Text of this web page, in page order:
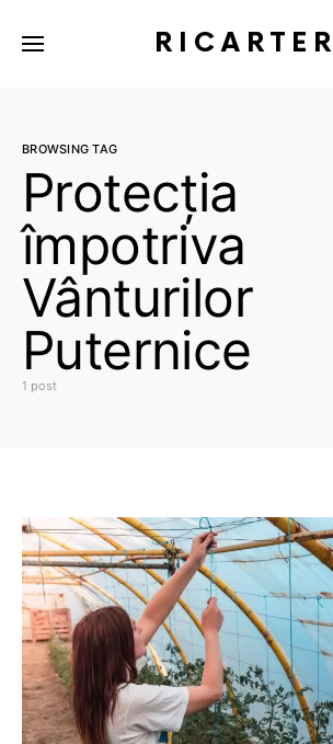
RICARTER
BROWSING TAG
Protecția
împotriva
Vânturilor
Puternice
1 post